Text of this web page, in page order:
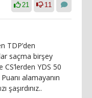
21 11
TDP’den
saçma birşey
YDS 50
alamayanın
şaşırdınız..